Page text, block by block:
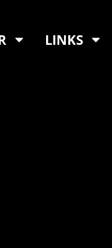
LINKS